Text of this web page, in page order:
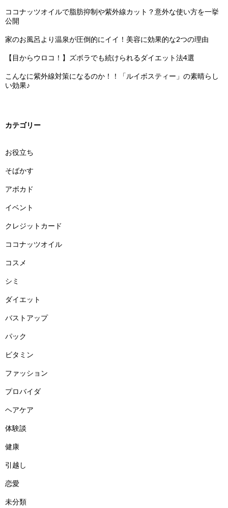
ココナッツオイルで脂肪抑制や紫外線カット？意外な使い方を一挙
公開
家のお風呂より温泉が圧倒的にイイ！美容に効果的な2つの理由
【目からウロコ！】ズボラでも続けられるダイエット法4選
こんなに紫外線対策になるのか！！「ルイボスティー」の素晴らし
い効果♪
カテゴリー
お役立ち
そばかす
アボカド
イベント
クレジットカード
ココナッツオイル
コスメ
シミ
ダイエット
バストアップ
パック
ビタミン
ファッション
プロバイダ
ヘアケア
体験談
健康
引越し
恋愛
未分類